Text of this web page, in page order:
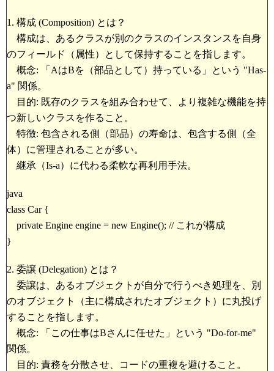
1. 構成 (Composition) とは？
構成は、あるクラスが別のクラスのインスタンスを自身
のフィールド（属性）として保持することを指します。
概念: 「AはBを（部品として）持っている」という "Has-
a" 関係。
目的: 既存のクラスを組み合わせて、より複雑な機能を持
つ新しいクラスを作ること。
特徴: 包含される側（部品）の寿命は、包含する側（全
体）に管理されることが多い。
継承（Is-a）に代わる柔軟な再利用手法。
java
class Car {
private Engine engine = new Engine(); // これが構成
}
2. 委譲 (Delegation) とは？
委譲は、あるオブジェクトが自分で行うべき処理を、別
のオブジェクト（主に構成されたオブジェクト）に丸投げ
することを指します。
概念: 「この仕事はBさんに任せた」という "Do-for-me"
関係。
目的: 責務を分散させ、コードの重複を避けること。